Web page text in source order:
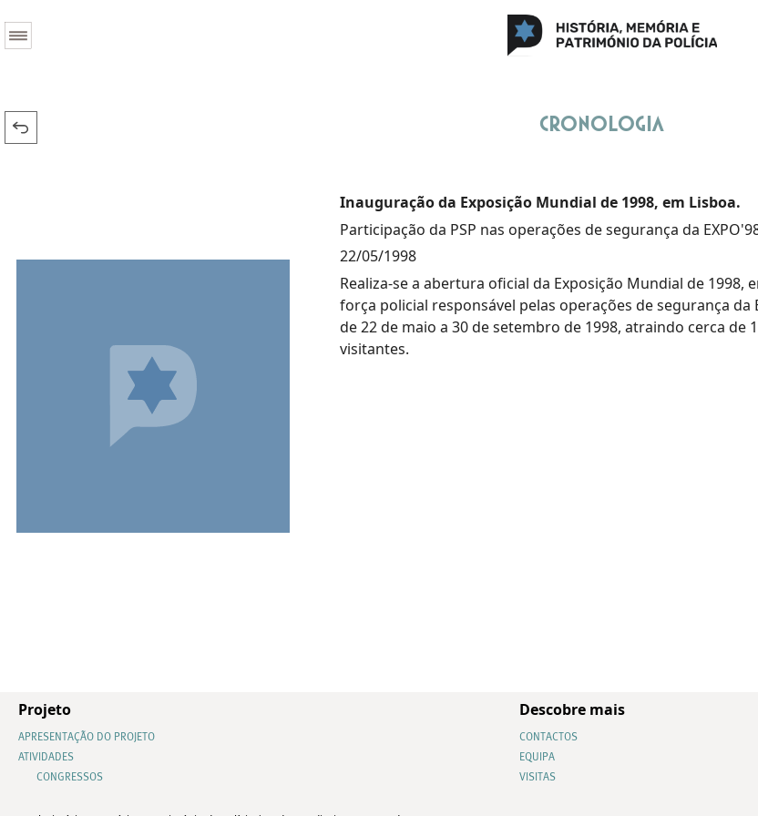
Cronologia
Inauguração da Exposição Mundial de 1998, em Lisboa.
Participação da PSP nas operações de segurança da
22/05/1998
Realiza-se a abertura oficial da Exposição Mundial de 1998,
força policial responsável pelas operações de segurança da
de 22 de maio a 30 de setembro de 1998, atraindo cerca de
visitantes.
Projeto
APRESENTAÇÃO DO PROJETO
ATIVIDADES
CONGRESSOS
Descobre mais
CONTACTOS
EQUIPA
VISITAS